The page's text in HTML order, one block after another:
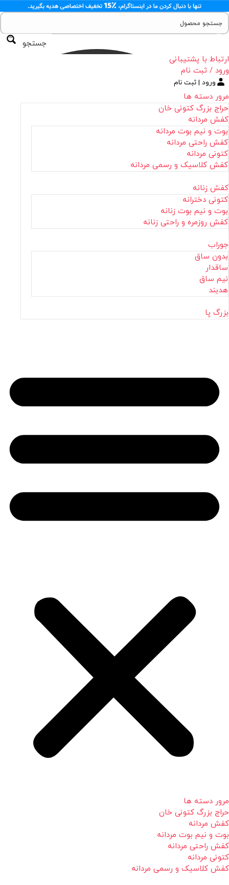
جستجو
ارتباط با پشتیبانی
ورود / ثبت نام
ورود | ثبت نام
مرور دسته ها
حراج بزرگ کتونی خان
کفش مردانه
بوت و نیم بوت مردانه
کفش راحتی مردانه
کتونی مردانه
کفش کلاسیک و رسمی مردانه
کفش زنانه
کتونی دخترانه
بوت و نیم بوت زنانه
کفش روزمره و راحتی زنانه
جوراب
بدون ساق
ساقدار
نیم ساق
هدبند
بزرگ پا
مرور دسته ها
حراج بزرگ کتونی خان
کفش مردانه
بوت و نیم بوت مردانه
کفش راحتی مردانه
کتونی مردانه
کفش کلاسیک و رسمی مردانه